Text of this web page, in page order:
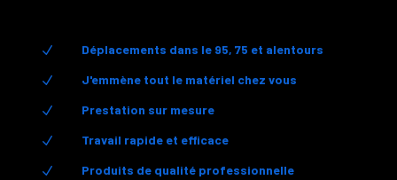
N Déplacements dans le 95, 75 et alentours
N J'emmène tout le matériel chez vous
N Prestation sur mesure
N Travail rapide et efficace
N Produits de qualité professionnelle